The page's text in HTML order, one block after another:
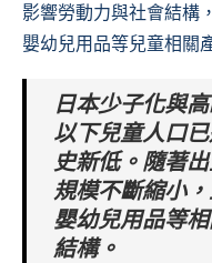
影響勞動力與社會結構
嬰幼兒用品等兒童相關
日本少子化與
以下兒童人口
史新低。隨著
規模不斷縮小
嬰幼兒用品等
結構。